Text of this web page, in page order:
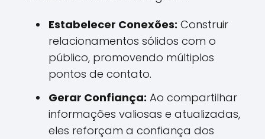
Estabelecer Conexões: Construir
relacionamentos sólidos com o
público, promovendo múltiplos
pontos de contato.
Gerar Confiança: Ao compartilhar
informações valiosas e atualizadas,
eles reforçam a confiança dos